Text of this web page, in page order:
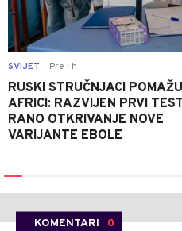
SVIJET Pre 1 h
RUSKI STRUČNJACI
AFRICI: RAZVIJEN PRVI
RANO OTKRIVANJE NOVE
VARIJANTE EBOLE
KOMENTARI 0